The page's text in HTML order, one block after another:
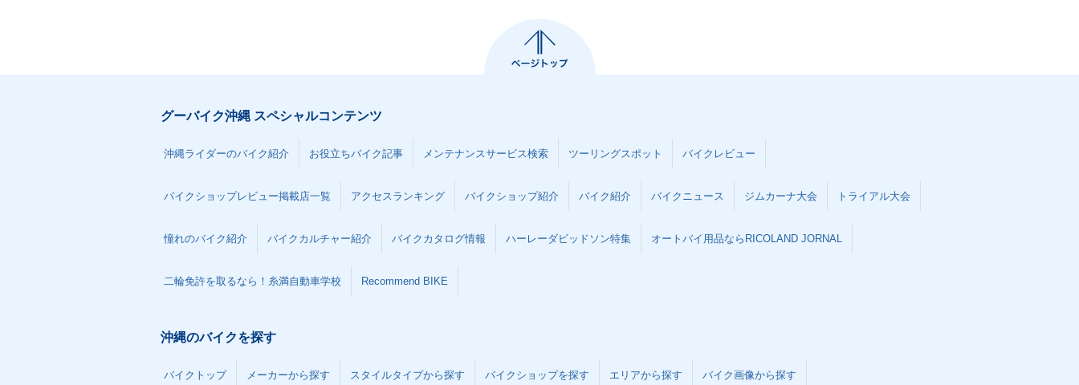
グーバイク沖縄 スペシャルコンテンツ
沖縄ライダーのバイク紹介 お役立ちバイク記事 メンテナンスサービス検索 ツーリングスポット バイクレビュー
バイクショップレビュー掲載店一覧 アクセスランキング バイクショップ紹介 バイク紹介 バイクニュース ジムカーナ大会 トライアル大会
憧れのバイク紹介 バイクカルチャー紹介 バイクカタログ情報 ハーレーダビッドソン特集 オートバイ用品ならRICOLAND JORNAL
二輪免許を取るなら！糸満自動車学校 Recommend BIKE
沖縄のバイクを探す
バイクトップ メーカーから探す スタイルタイプから探す バイクショップを探す エリアから探す バイク画像から探す